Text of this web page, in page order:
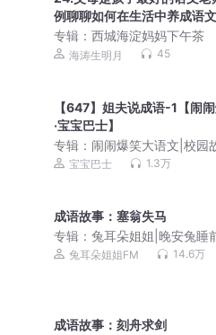
例聊聊如何在生活中养成语
专辑：西城海淀妈妈下午茶
海涛生明月 45
【647】姐夫说成语-1【闹
·宝宝巴士】
专辑： 闹闹爆笑大语文|校园
史·写作|宝宝巴士
宝宝巴士 1.3万
成语故事：塞翁失马
专辑：兔耳朵姐姐|晚安兔睡
兔耳朵姐姐FM 14.6万
成语故事：刻舟求剑